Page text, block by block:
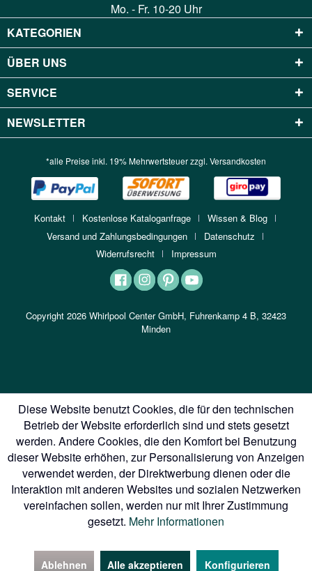
Mo. - Fr. 10-20 Uhr
KATEGORIEN
ÜBER UNS
SERVICE
NEWSLETTER
*alle Preise inkl. 19% Mehrwertsteuer zzgl. Versandkosten
Kontakt Kostenlose Kataloganfrage
Wissen & Blog
Versand und Zahlungsbedingungen
Datenschutz
Widerrufsrecht
Impressum
Copyright 2026 Whirlpool Center GmbH, Fuhrenkamp 4 B, 32423
Minden
Diese Website benutzt Cookies, die für den technischen
Betrieb der Website erforderlich sind und stets gesetzt
werden. Andere Cookies, die den Komfort bei Benutzung
dieser Website erhöhen, zur Personalisierung von Anzeigen
verwendet werden, der Direktwerbung dienen oder die
Interaktion mit anderen Websites und sozialen Netzwerken
vereinfachen sollen, werden nur mit Ihrer Zustimmung
gesetzt. Mehr Informationen
Ablehnen Alle akzeptieren Konfigurieren